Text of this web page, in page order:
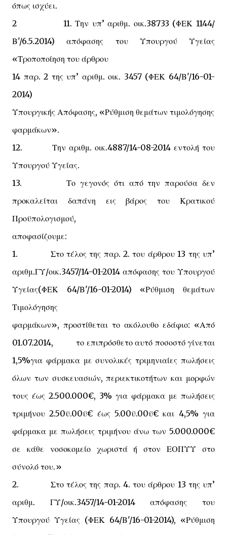
όπως ισχύει.
2 11. Την υπ’ αριθμ. οικ.38733 (ΦΕΚ 1144/
Β'/6.5.2014) απόφασης του Υπουργού Υγείας
«Τροποποίηση του άρθρου
14 παρ. 2 της υπ’ αριθμ. οικ. 3457 (ΦΕΚ 64/Β'/16-01-
2014)
Υπουργικής Απόφασης, «Ρύθμιση θεμάτων τιμολόγησης
φαρμάκων».
12. Την αριθμ. οικ.4887/14-08-2014 εντολή του
Υπουργού Υγείας.
13. Το γεγονός ότι από την παρούσα δεν
προκαλείται δαπάνη εις βάρος του Κρατικού
Προϋπολογισμού,
αποφασίζουμε:
1. Στο τέλος της παρ. 2. του άρθρου 13 της υπ’
αριθμ.ΓΥ/οικ.3457/14-01-2014 απόφασης του Υπουργού
Υγείας(ΦΕΚ 64/Β'/16-01-2014) «Ρύθμιση θεμάτων
Τιμολόγησης
φαρμάκων», προστίθεται το ακόλουθο εδάφιο: «Από
01.07.2014, το επιπρόσθετο αυτό ποσοστό γίνεται
1,5%για φάρμακα με συνολικές τριμηνιαίες πωλήσεις
όλων των συσκευασιών, περιεκτικοτήτων και μορφών
τους έως 2.500.000€, 3% για φάρμακα με πωλήσεις
τριμήνου 2.50ϋ.00ϋ€ έως 5.00ϋ.00ϋ€ και 4,5% για
φάρμακα με πωλήσεις τριμήνου άνω των 5.000.000€
σε κάθε νοσοκομείο χωριστά ή στον ΕΟΠΥΥ στο
σύνολό του.»
2. Στο τέλος της παρ. 4. του άρθρου 13 της υπ’
αριθμ. ΓΥ/οικ.3457/14-01-2014 απόφασης του
Υπουργού Υγείας (ΦΕΚ 64/Β'/16-01-2014), «Ρύθμιση